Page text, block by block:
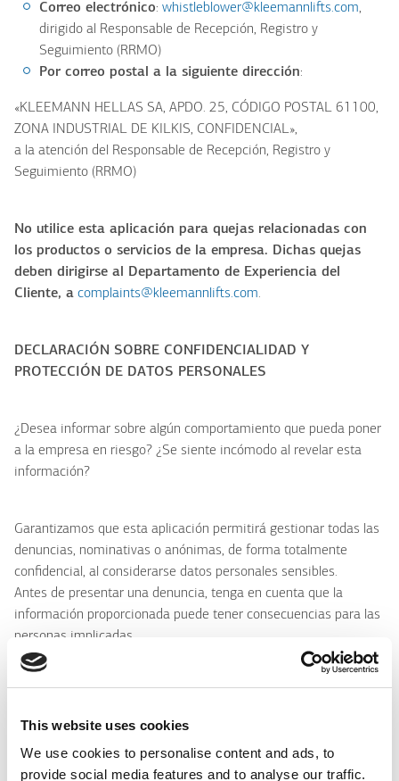
This website uses cookies
We use cookies to personalise content and ads, to
provide social media features and to analyse our traffic.
Correo electrónico: whistleblower@kleemannlifts.com,
dirigido al Responsable de Recepción, Registro y
Seguimiento (RRMO)
Por correo postal a la siguiente dirección:
«KLEEMANN HELLAS SA, APDO. 25, CÓDIGO POSTAL 61100,
ZONA INDUSTRIAL DE KILKIS, CONFIDENCIAL»,
a la atención del Responsable de Recepción, Registro y
Seguimiento (RRMO)
No utilice esta aplicación para quejas relacionadas con
los productos o servicios de la empresa. Dichas quejas
deben dirigirse al Departamento de Experiencia del
Cliente, a complaints@kleemannlifts.com.
DECLARACIÓN SOBRE CONFIDENCIALIDAD Y
PROTECCIÓN DE DATOS PERSONALES
¿Desea informar sobre algún comportamiento que pueda poner
a la empresa en riesgo? ¿Se siente incómodo al revelar esta
información?
Garantizamos que esta aplicación permitirá gestionar todas las
denuncias, nominativas o anónimas, de forma totalmente
confidencial, al considerarse datos personales sensibles.
Antes de presentar una denuncia, tenga en cuenta que la
información proporcionada puede tener consecuencias para las
personas implicadas.